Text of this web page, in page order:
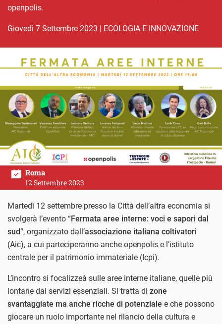
openpolis.
giovedì 7 Settembre 2023 | ECOLOGIA E INNOVAZIONE
Roma
12 Settembre 2023
Martedì 12 settembre presso la Città dell’altra economia si
svolgerà l’evento “Fermata aree interne: voci e sapori dal
sud“, organizzato dall’associazione italiana coltivatori
(Aic), a cui parteciperanno anche openpolis e l’istituto
centrale per il patrimonio immateriale (Icpi).
L’incontro si focalizzeà sulle aree interne italiane, quelle più
lontane dai servizi essenziali. Si tratta di zone
svantaggiate ma anche ricche di potenziale e che possono
giocare un ruolo importante nel rilancio della cultura e